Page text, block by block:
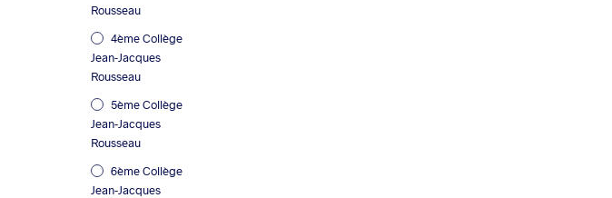
Rousseau
4ème Collège
Jean-Jacques
Rousseau
5ème Collège
Jean-Jacques
Rousseau
6ème Collège
Jean-Jacques